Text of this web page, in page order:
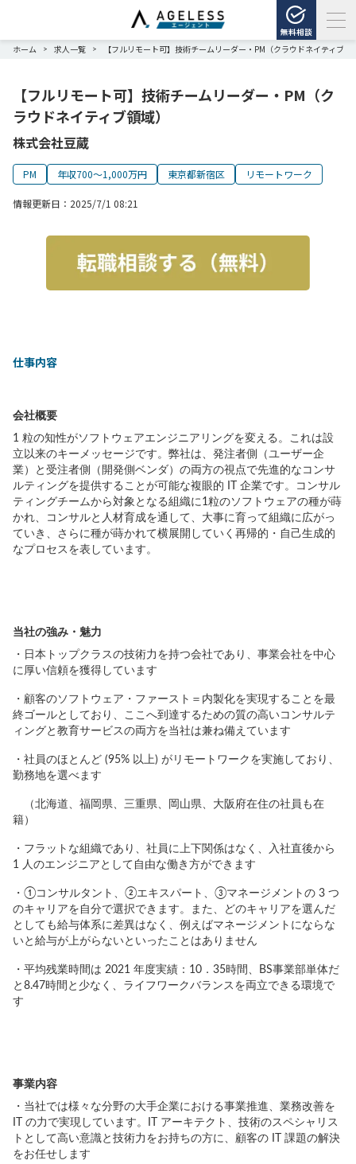
無料相談
ホーム
> 求人一覧 > 【フルリモート可】技術チームリーダー・PM（クラウドネイティブ領
【フルリモート可】技術チームリーダー・PM（ク
ラウドネイティブ領域）
株式会社豆蔵
PM 年収700～1,000万円 東京都新宿区 リモートワーク
情報更新日： 2025/7/1 08:21
仕事内容
会社概要
1 粒の知性がソフトウェアエンジニアリングを変える。これは設
立以来のキーメッセージです。弊社は、発注者側（ユーザー企
業）と受注者側（開発側ベンダ）の両方の視点で先進的なコンサ
ルティングを提供することが可能な複眼的 IT 企業です。コンサル
ティングチームから対象となる組織に1粒のソフトウェアの種が蒔
かれ、コンサルと人材育成を通して、大事に育って組織に広がっ
ていき、さらに種が蒔かれて横展開していく再帰的・自己生成的
なプロセスを表しています。
当社の強み・魅力
・日本トップクラスの技術力を持つ会社であり、事業会社を中心
に厚い信頼を獲得しています
・顧客のソフトウェア・ファースト＝内製化を実現することを最
終ゴールとしており、ここへ到達するための質の高いコンサルテ
ィングと教育サービスの両方を当社は兼ね備えています
・社員のほとんど (95% 以上) がリモートワークを実施しており、
勤務地を選べます
（北海道、福岡県、三重県、岡山県、大阪府在住の社員も在
籍）
・フラットな組織であり、社員に上下関係はなく、入社直後から
1 人のエンジニアとして自由な働き方ができます
・①コンサルタント、②エキスパート、③マネージメントの 3 つ
のキャリアを自分で選択できます。また、どのキャリアを選んだ
としても給与体系に差異はなく、例えばマネージメントにならな
いと給与が上がらないといったことはありません
・平均残業時間は 2021 年度実績：10．35時間、BS事業部単体だ
と8.47時間と少なく、ライフワークバランスを両立できる環境で
す
事業内容
・当社では様々な分野の大手企業における事業推進、業務改善を
IT の力で実現しています。IT アーキテクト、技術のスペシャリス
トとして高い意識と技術力をお持ちの方に、顧客の IT 課題の解決
をお任せします